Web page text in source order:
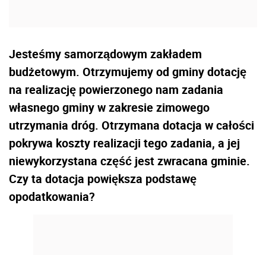
Jesteśmy samorządowym zakładem
budżetowym. Otrzymujemy od gminy dotację
na realizację powierzonego nam zadania
własnego gminy w zakresie zimowego
utrzymania dróg. Otrzymana dotacja w całości
pokrywa koszty realizacji tego zadania, a jej
niewykorzystana część jest zwracana gminie.
Czy ta dotacja powiększa podstawę
opodatkowania?